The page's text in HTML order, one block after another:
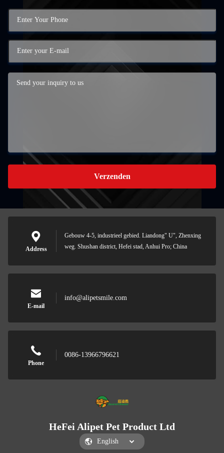
Verzenden
Address
Gebouw 4-5, industrieel gebied. Liandong" U", Zhenxing
weg. Shushan district, Hefei stad, Anhui Pro; China
E-mail
info@alipetsmile.com
Phone
0086-13966796621
HeFei Alipet Pet Product Ltd